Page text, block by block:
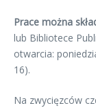
Prace można
lub Bibliotece
otwarcia:
16).
Na zwycięzców